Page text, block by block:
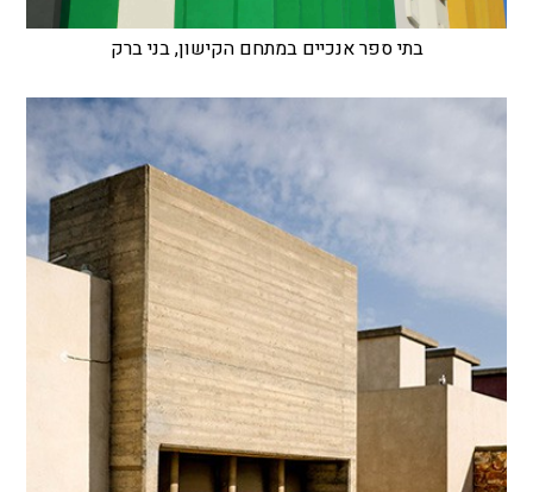
בתי ספר אנכיים במתחם הקישון, בני ברק